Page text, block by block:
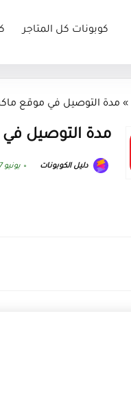
كوبونات كل المتاجر
» مدة التوصيل في موقع
مدة التوصيل
دليل الكوبونات يونيو 27, 2026